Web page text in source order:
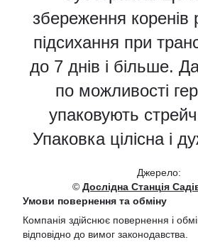
збереження коренів
підсихання при
до 7 днів і більше.
по можливості
упаковують
Упаковка цілісна і
Джерело:
© Дослідна Станція
Умови повернення та обміну
Компанія здійснює повернення і
відповідно до вимог законодавства.